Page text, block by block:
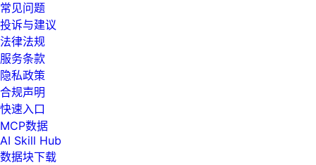
常见问题
投诉与建议
法律法规
服务条款
隐私政策
合规声明
快速入口
MCP数据
AI Skill Hub
数据块下载